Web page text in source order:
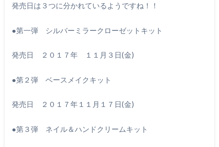
発売日は３つに分かれているようですね！！
●第一弾 シルバーミラークローゼットキット
発売日 ２０１７年 １１月３日(金)
●第２弾 ベースメイクキット
発売日 ２０１７年１１月１７日(金)
●第３弾 ネイル＆ハンドクリームキット